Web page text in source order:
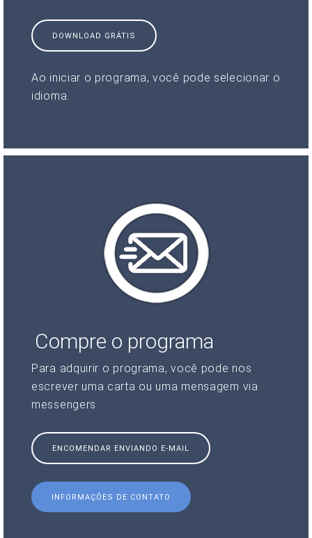
DOWNLOAD GRÁTIS
Ao iniciar o programa, você pode selecionar o
idioma.
Compre o programa
Para adquirir o programa, você pode nos
escrever uma carta ou uma mensagem via
messengers
ENCOMENDAR ENVIANDO E-MAIL
INFORMAÇÕES DE CONTATO